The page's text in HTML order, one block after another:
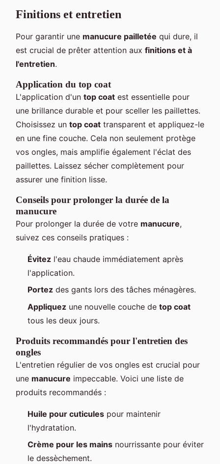
Finitions et entretien
Pour garantir une manucure pailletée qui dure, il
est crucial de prêter attention aux finitions et à
l'entretien.
Application du top coat
L'application d'un top coat est essentielle pour
une brillance durable et pour sceller les paillettes.
Choisissez un top coat transparent et appliquez-le
en une fine couche. Cela non seulement protège
vos ongles, mais amplifie également l'éclat des
paillettes. Laissez sécher complètement pour
assurer une finition lisse.
Conseils pour prolonger la durée de la
manucure
Pour prolonger la durée de votre manucure,
suivez ces conseils pratiques :
Évitez l'eau chaude immédiatement après
l'application.
Portez des gants lors des tâches ménagères.
Appliquez une nouvelle couche de top coat
tous les deux jours.
Produits recommandés pour l'entretien des
ongles
L'entretien régulier de vos ongles est crucial pour
une manucure impeccable. Voici une liste de
produits recommandés :
Huile pour cuticules pour maintenir
l'hydratation.
Crème pour les mains nourrissante pour éviter
le dessèchement.